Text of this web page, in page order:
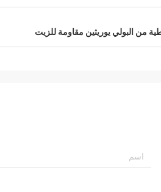
of
markets.
من البولي يوريثين مقاومة للزيت